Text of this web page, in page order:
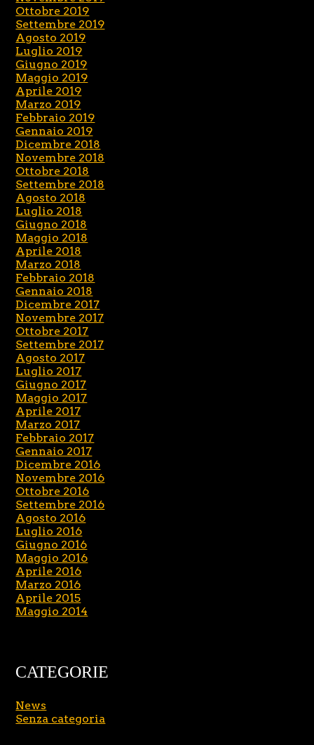
Ottobre 2019
Settembre 2019
Agosto 2019
Luglio 2019
Giugno 2019
Maggio 2019
Aprile 2019
Marzo 2019
Febbraio 2019
Gennaio 2019
Dicembre 2018
Novembre 2018
Ottobre 2018
Settembre 2018
Agosto 2018
Luglio 2018
Giugno 2018
Maggio 2018
Aprile 2018
Marzo 2018
Febbraio 2018
Gennaio 2018
Dicembre 2017
Novembre 2017
Ottobre 2017
Settembre 2017
Agosto 2017
Luglio 2017
Giugno 2017
Maggio 2017
Aprile 2017
Marzo 2017
Febbraio 2017
Gennaio 2017
Dicembre 2016
Novembre 2016
Ottobre 2016
Settembre 2016
Agosto 2016
Luglio 2016
Giugno 2016
Maggio 2016
Aprile 2016
Marzo 2016
Aprile 2015
Maggio 2014
CATEGORIE
News
Senza categoria